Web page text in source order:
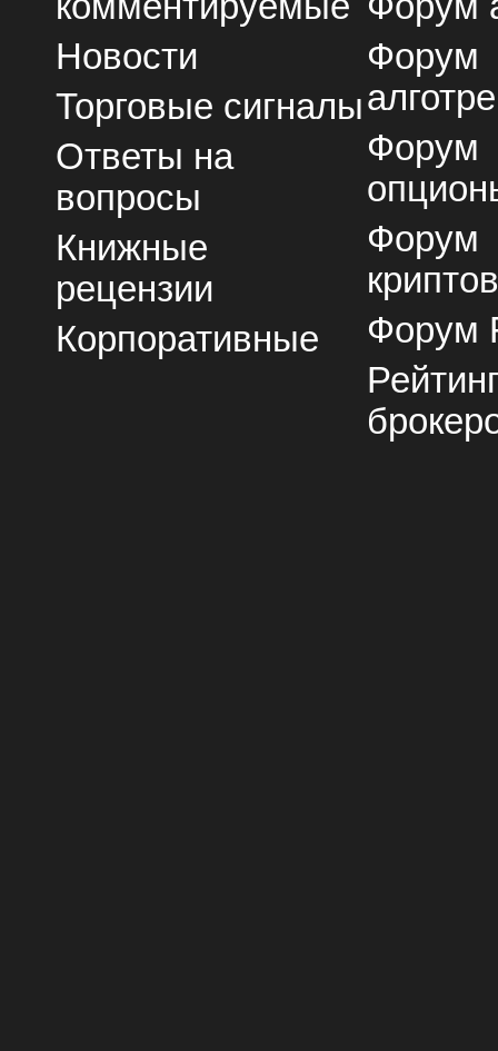
Новости
Торговые сигналы
Ответы на
вопросы
Книжные
рецензии
Корпоративные
Форум
Форум
Форум
Форум